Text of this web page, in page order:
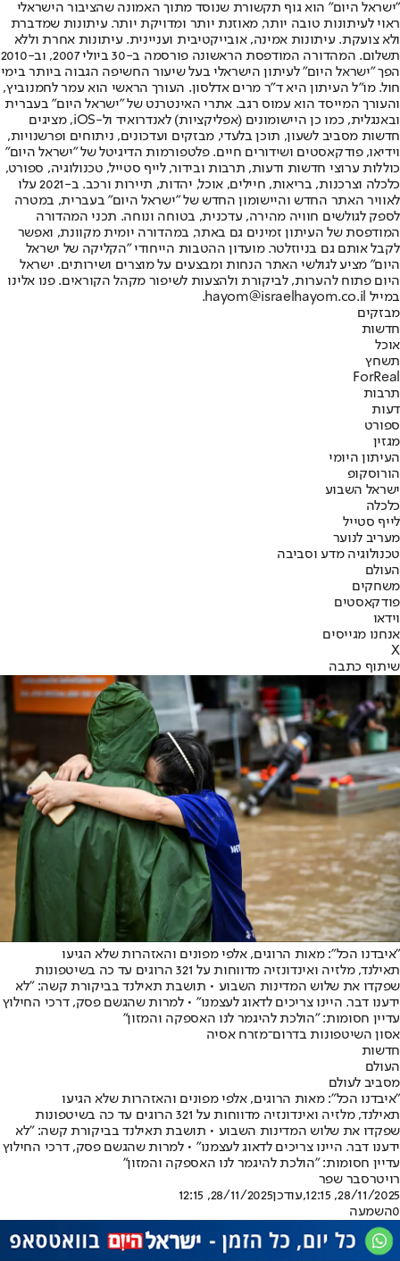
"ישראל היום" הוא גוף תקשורת שנוסד מתוך האמונה שהציבור הישראלי
ראוי לעיתונות טובה יותר, מאוזנת יותר ומדויקת יותר. עיתונות שמדברת
ולא צועקת. עיתונות אמינה, אובייקטיבית ועניינית. עיתונות אחרת וללא
תשלום. המהדורה המודפסת הראשונה פורסמה ב-30 ביולי 2007, וב-2010
הפך "ישראל היום" לעיתון הישראלי בעל שיעור החשיפה הגבוה ביותר בימי
חול. מו"ל העיתון היא ד"ר מרים אדלסון. העורך הראשי הוא עמר לחמנוביץ,
והעורך המייסד הוא עמוס רגב. אתרי האינטרנט של "ישראל היום" בעברית
ובאנגלית, כמו כן היישומונים (אפליקציות) לאנדרואיד ול-iOS, מציגים
חדשות מסביב לשעון, תוכן בלעדי, מבזקים ועדכונים, ניתוחים ופרשנויות,
וידיאו, פודקאסטים ושידורים חיים. פלטפורמות הדיגיטל של "ישראל היום"
כוללות ערוצי חדשות ודעות, תרבות ובידור, לייף סטייל, טכנולוגיה, ספורט,
כלכלה וצרכנות, בריאות, חיילים, אוכל, יהדות, תיירות ורכב. ב-2021 עלו
לאוויר האתר החדש והיישומון החדש של "ישראל היום" בעברית, במטרה
לספק לגולשים חוויה מהירה, עדכנית, בטוחה ונוחה. תכני המהדורה
המודפסת של העיתון זמינים גם באתר, במהדורה יומית מקוונת, ואפשר
לקבל אותם גם בניוזלטר. מועדון ההטבות הייחודי "הקליקה של ישראל
היום" מציע לגולשי האתר הנחות ומבצעים על מוצרים ושירותים. ישראל
היום פתוח להערות, לביקורת ולהצעות לשיפור מקהל הקוראים. פנו אלינו
במייל hayom@israelhayom.co.il.
מבזקים
חדשות
אוכל
תשחץ
ForReal
תרבות
דעות
ספורט
מגזין
העיתון היומי
הורוסקופ
ישראל השבוע
כלכלה
לייף סטייל
מעריב לנוער
טכנולוגיה מדע וסביבה
העולם
משחקים
פודקאסטים
וידאו
אנחנו מגייסים
X
שיתוף כתבה
"איבדנו הכל": מאות הרוגים, אלפי מפונים והאזהרות שלא הגיעו
תאילנד, מלזיה ואינדונזיה מדווחות על 321 הרוגים עד כה בשיטפונות
שפקדו את שלוש המדינות השבוע • תושבת תאילנד בביקורת קשה: "לא
ידענו דבר. היינו צריכים לדאוג לעצמנו" • למרות שהגשם פסק, דרכי החילוץ
עדיין חסומות: "הולכת להיגמר לנו האספקה והמזון"
אסון השיטפונות בדרום־מזרח אסיה
חדשות
העולם
מסביב לעולם
"איבדנו הכל": מאות הרוגים, אלפי מפונים והאזהרות שלא הגיעו
תאילנד, מלזיה ואינדונזיה מדווחות על 321 הרוגים עד כה בשיטפונות
שפקדו את שלוש המדינות השבוע • תושבת תאילנד בביקורת קשה: "לא
ידענו דבר. היינו צריכים לדאוג לעצמנו" • למרות שהגשם פסק, דרכי החילוץ
עדיין חסומות: "הולכת להיגמר לנו האספקה והמזון"
רויטרסבר שפר
28/11/2025, 12:15
,עודכן28/11/2025, 12:15
0השמעה